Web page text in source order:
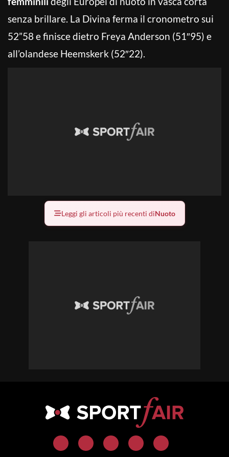
senza brillare. La Divina ferma il cronometro sui
52”58 e finisce dietro Freya Anderson (51″95) e
all’olandese Heemskerk (52″22).
Leggi gli articoli più recenti diNuoto